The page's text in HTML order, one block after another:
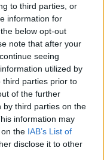
to third parties, or
information for
below opt-out
note that after your
seeing
utilized by
third parties prior to
of the further
by third parties on the
information may
the IAB’s List of
disclose it to other